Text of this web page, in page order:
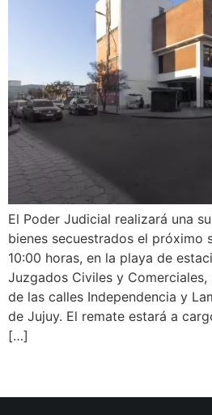
El Poder Judicial realizará una
bienes secuestrados el próximo
10:00 horas, en la playa de
Juzgados Civiles y Comerciales,
de las calles Independencia y
de Jujuy. El remate estará a
[…]